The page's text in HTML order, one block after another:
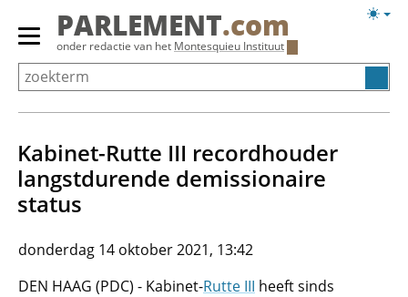
Overslaan
Primair
menu
tonen/verbergen
PARLEMENT.com
onder redactie van het Montesquieu Instituut
Kabinet-Rutte III recordhouder
langstdurende demissionaire
status
donderdag 14 oktober 2021, 13:42
DEN HAAG (PDC) - Kabinet-Rutte III heeft sinds